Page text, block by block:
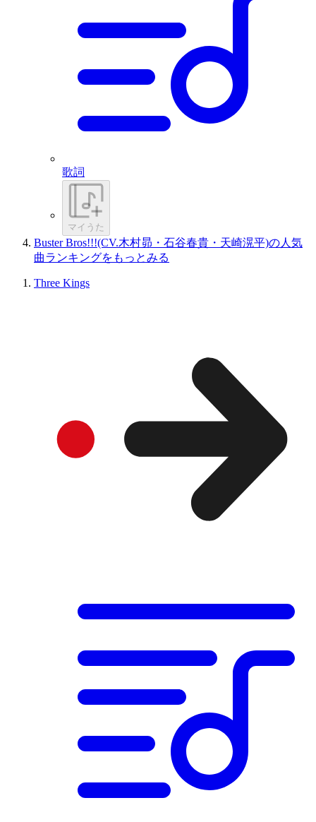
歌詞
マイうた
Buster Bros!!!(CV.木村昴・石谷春貴・天崎滉平)の人気
曲ランキングをもっとみる
Three Kings